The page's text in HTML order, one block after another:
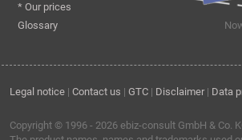
* Our prices
Glossary
Legal notice | Contact us | GTC | Disclaimer| Data
Copyright © 1996 - 2026 ebiz-consult GmbH & Co.